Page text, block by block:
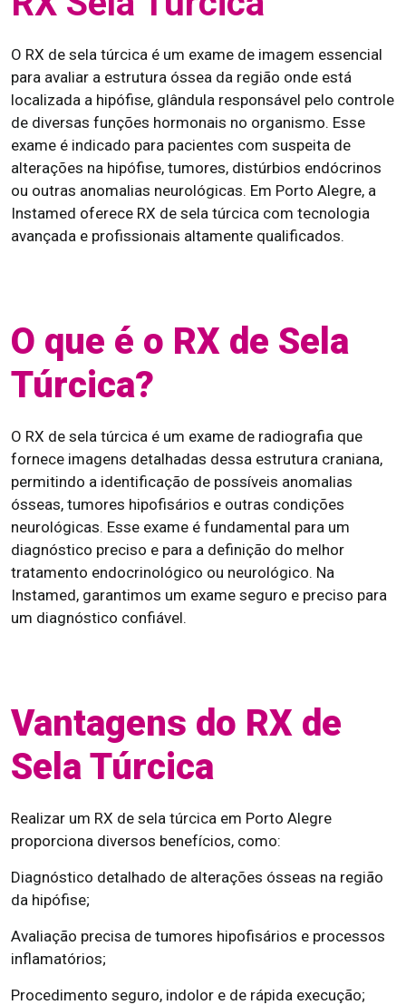
O RX de sela túrcica é um exame de imagem essencial
para avaliar a estrutura óssea da região onde está
localizada a hipófise, glândula responsável pelo controle
de diversas funções hormonais no organismo. Esse
exame é indicado para pacientes com suspeita de
alterações na hipófise, tumores, distúrbios endócrinos
ou outras anomalias neurológicas. Em Porto Alegre, a
Instamed oferece RX de sela túrcica com tecnologia
avançada e profissionais altamente qualificados.
O que é o RX de Sela
Túrcica?
O RX de sela túrcica é um exame de radiografia que
fornece imagens detalhadas dessa estrutura craniana,
permitindo a identificação de possíveis anomalias
ósseas, tumores hipofisários e outras condições
neurológicas. Esse exame é fundamental para um
diagnóstico preciso e para a definição do melhor
tratamento endocrinológico ou neurológico. Na
Instamed, garantimos um exame seguro e preciso para
um diagnóstico confiável.
Vantagens do RX de
Sela Túrcica
Realizar um RX de sela túrcica em Porto Alegre
proporciona diversos benefícios, como:
Diagnóstico detalhado de alterações ósseas na região
da hipófise;
Avaliação precisa de tumores hipofisários e processos
inflamatórios;
Procedimento seguro, indolor e de rápida execução;